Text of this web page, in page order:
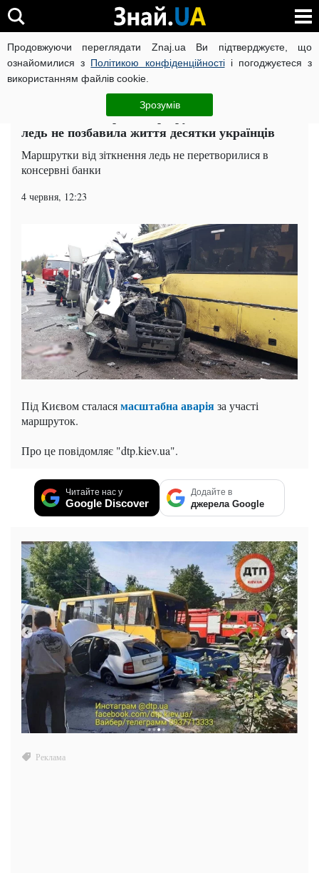
Продовжуючи переглядати Znaj.ua Ви підтверджуєте, що
ознайомилися з Політикою конфіденційностіі погоджуєтеся з
використанням файлів cookie.
Зрозумів
ВІЙНА РОСІЇ ПРОТИ УКРАЇНИ КОРОНАВІРУС В УКРАЇНІ
ЧИТАТЬ НА РУССКОМ
Масштабна аварія з маршрутками під Києвом
ледь не позбавила життя десятки українців
Маршрутки від зіткнення ледь не перетворилися в
консервні банки
4 червня, 12:23
Під Києвом сталасямасштабна аваріяза участі
маршруток.
Про це повідомляє "dtp.kiev.ua".
Читайте нас у
Google Discover
Додайте в
джерела Google